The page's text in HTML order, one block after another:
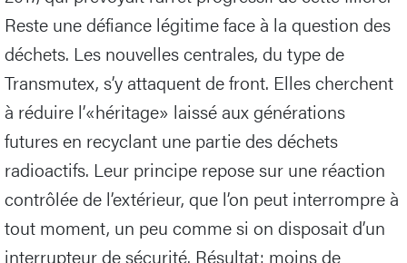
Reste une défiance légitime face à la question des
déchets. Les nouvelles centrales, du type de
Transmutex, s’y attaquent de front. Elles cherchent
à réduire l’«héritage» laissé aux générations
futures en recyclant une partie des déchets
radioactifs. Leur principe repose sur une réaction
contrôlée de l’extérieur, que l’on peut interrompre à
tout moment, un peu comme si on disposait d’un
interrupteur de sécurité. Résultat: moins de